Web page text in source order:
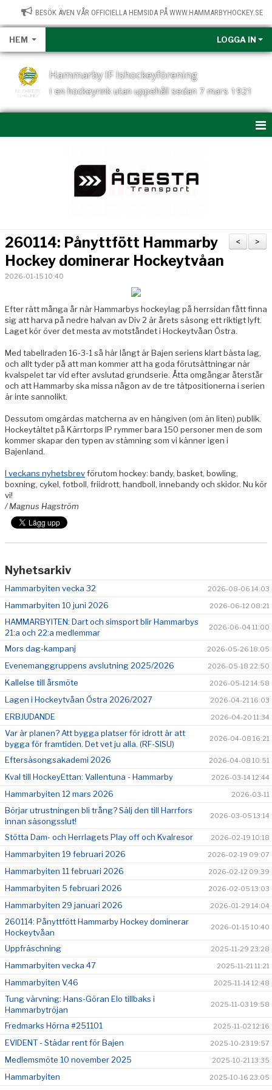
BESÖK ÄVEN VÅR OFFICIELLA HEMSIDA PÅ WWW.HAMMARBYHOCKEY.SE
HEM LOGGA IN
Hammarby IF Ishockeyförening
I en hockeyrink utan uppehåll sedan 7 mars 1921
KALENDER
ÖVRIGT
>
<
260114: Pånyttfött Hammarby
Hockey dominerar Hockeytvåan
2026-01-15 10:40
Efter rätt många år när Hammarbys hockeylag på herrsidan fått finna
sig att harva på nedre halvan av Div 2 är årets säsong ett riktigt lyft.
Laget kör över det mesta av motståndet i Hockeytvåan Östra.
Med tabellraden 16-3-1 så här långt är Bajen seriens klart bästa lag,
och allt tyder på att man kommer att ha goda förutsättningar när
kvalspelet tar vid efter avslutad grundserie. Åtta omgångar återstår
och att Hammarby ska missa någon av de tre tätpositionerna i serien
är inte sannolikt.
Dessutom omgärdas matcherna av en hängiven (om än liten) publik.
Hockeytältet på Kärrtorps IP rymmer bara 150 personer men de som
kommer skapar den typen av stämning som vi känner igen i
Bajenland.
I veckans nyhetsbrevförutom hockey: bandy, basket, bowling,
boxning, cykel, fotboll, friidrott, handboll, innebandy och skidor. Nu kör
vi!
/ Magnus Hagström
Nyhetsarkiv
Hammarbyiten vecka 32 2026-08-06 14:03
Hammarbyiten 10 juni 2026 2026-06-12 08:21
HAMMARBYITEN: Dart och simsport blir Hammarbys
21:a och 22:a medlemmar
2026-06-04 11:00
Mors dag-kampanj 2026-05-26 18:05
Evenemanggruppens avslutning 2025/2026 2026-05-18 22:50
Kallelse till årsmöte 2026-05-12 14:58
Lagen i Hockeytvåan Östra 2026/2027 2026-04-21 16:03
ERBJUDANDE 2026-04-20 11:34
Var är planen? Att bygga platser för idrott är att
bygga för framtiden. Det vet ju alla. (RF-SISU)
2026-04-08 16:21
Eftersäsongsakademi 2026 2026-04-08 10:51
Kval till HockeyEttan: Vallentuna - Hammarby 2026-03-14 12:44
Hammarbyiten 12 mars 2026 2026-03-11
Börjar utrustningen bli trång? Sälj den till Harrfors
innan säsongsslut!
2026-03-05 13:14
Stötta Dam- och Herrlagets Play off och Kvalresor 2026-02-19 10:18
Hammarbyiten 19 februari 2026 2026-02-19 09:07
Hammarbyiten 11 februari 2026 2026-02-12 09:39
Hammarbyiten 5 februari 2026 2026-02-05 13:03
Hammarbyiten 29 januari 2026 2026-01-29 14:04
260114: Pånyttfött Hammarby Hockey dominerar
Hockeytvåan
2026-01-15 10:40
Uppfräschning 2025-11-29 23:28
Hammarbyiten vecka 47 2025-11-21 11:21
Hammarbyiten V.46 2025-11-14 12:48
Tung värvning: Hans-Göran Elo tillbaks i
Hammarbytröjan
2025-11-03 19:58
Fredmarks Hörna #251101 2025-11-02 12:16
EVIDENT - Städar rent för Bajen 2025-10-23 19:57
Medlemsmöte 10 november 2025 2025-10-21 13:35
Hammarbyiten 2025-10-16 23:05